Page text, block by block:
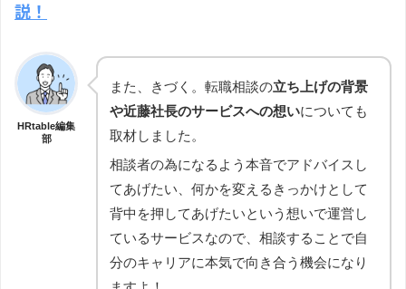
説！
HRtable編集
部
また、きづく。転職相談の立ち上げの背景
や近藤社長のサービスへの想いについても
取材しました。
相談者の為になるよう本音でアドバイスし
てあげたい、何かを変えるきっかけとして
背中を押してあげたいという想いで運営し
ているサービスなので、相談することで自
分のキャリアに本気で向き合う機会になり